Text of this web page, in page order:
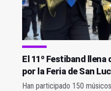
El 11º Festiband
por la Feria de San
Han participado 150